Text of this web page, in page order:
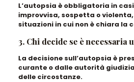
L’autopsia è obbligatoria in
improvvisa, sospetta o
situazioni in cui non è chiara la
3. Chi decide se è necessaria
La decisione sull’autopsia è
curante o dalle autorità
delle circostanze.